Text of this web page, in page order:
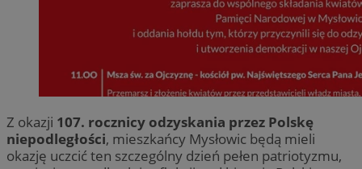
Z okazji 107. rocznicy odzyskania przez Polskę
niepodległości, mieszkańcy Mysłowic będą mieli
okazję uczcić ten szczególny dzień pełen patriotyzmu,